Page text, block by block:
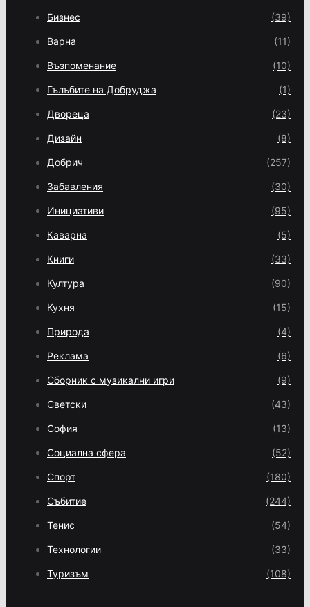
Бизнес (39)
Варна (11)
Възпоменание (10)
Гълъбите на Добруджа (1)
Двореца (23)
Дизайн (8)
Добрич (257)
Забавления (30)
Инициативи (95)
Каварна (5)
Книги (33)
Култура (90)
Кухня (15)
Природа (4)
Реклама (6)
Сборник с музикални игри (9)
Светски (43)
София (13)
Социална сфера (52)
Спорт (180)
Събитие (244)
Тенис (54)
Технологии (33)
Туризъм (108)